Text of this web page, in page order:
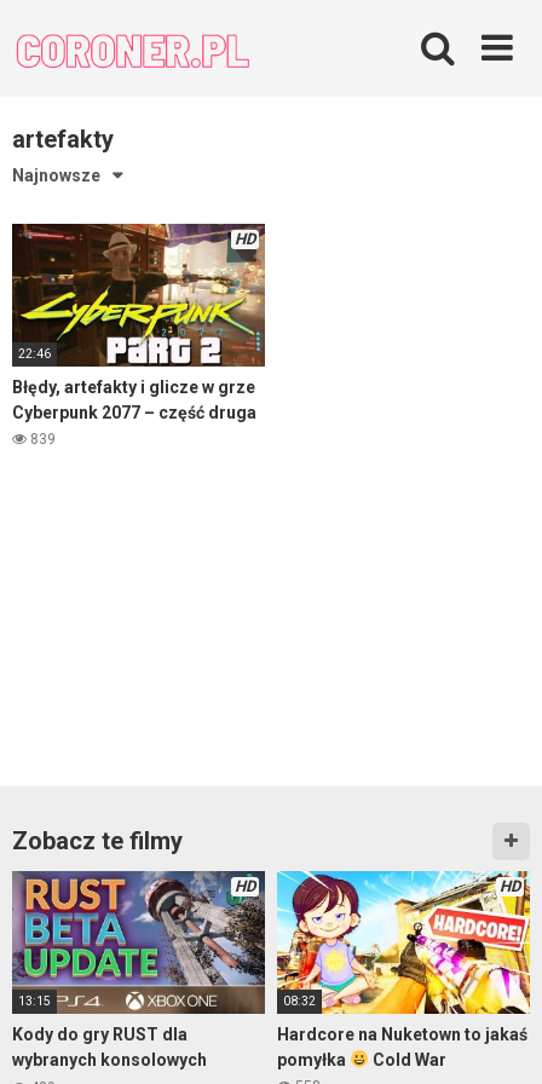
content
artefakty
Najnowsze
HD
22:46
Błędy, artefakty i glicze w grze
Cyberpunk 2077 – część druga
839
Zobacz te filmy
HD
13:15
Kody do gry RUST dla
wybranych konsolowych
HD
08:32
Hardcore na Nuketown to jakaś
pomyłka
Cold War